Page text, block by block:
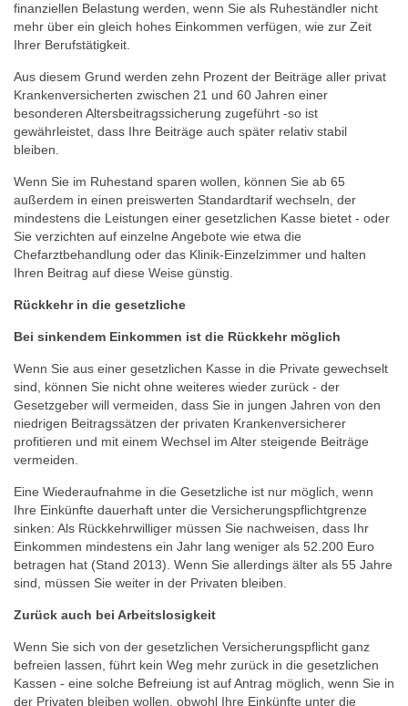
finanziellen Belastung werden, wenn Sie als Ruheständler nicht
mehr über ein gleich hohes Einkommen verfügen, wie zur Zeit
Ihrer Berufstätigkeit.
Aus diesem Grund werden zehn Prozent der Beiträge aller privat
Krankenversicherten zwischen 21 und 60 Jahren einer
besonderen Altersbeitragssicherung zugeführt -so ist
gewährleistet, dass Ihre Beiträge auch später relativ stabil
bleiben.
Wenn Sie im Ruhestand sparen wollen, können Sie ab 65
außerdem in einen preiswerten Standardtarif wechseln, der
mindestens die Leistungen einer gesetzlichen Kasse bietet - oder
Sie verzichten auf einzelne Angebote wie etwa die
Chefarztbehandlung oder das Klinik-Einzelzimmer und halten
Ihren Beitrag auf diese Weise günstig.
Rückkehr in die gesetzliche
Bei sinkendem Einkommen ist die Rückkehr möglich
Wenn Sie aus einer gesetzlichen Kasse in die Private gewechselt
sind, können Sie nicht ohne weiteres wieder zurück - der
Gesetzgeber will vermeiden, dass Sie in jungen Jahren von den
niedrigen Beitragssätzen der privaten Krankenversicherer
profitieren und mit einem Wechsel im Alter steigende Beiträge
vermeiden.
Eine Wiederaufnahme in die Gesetzliche ist nur möglich, wenn
Ihre Einkünfte dauerhaft unter die Versicherungspflichtgrenze
sinken: Als Rückkehrwilliger müssen Sie nachweisen, dass Ihr
Einkommen mindestens ein Jahr lang weniger als 52.200 Euro
betragen hat (Stand 2013). Wenn Sie allerdings älter als 55 Jahre
sind, müssen Sie weiter in der Privaten bleiben.
Zurück auch bei Arbeitslosigkeit
Wenn Sie sich von der gesetzlichen Versicherungspflicht ganz
befreien lassen, führt kein Weg mehr zurück in die gesetzlichen
Kassen - eine solche Befreiung ist auf Antrag möglich, wenn Sie in
der Privaten bleiben wollen, obwohl Ihre Einkünfte unter die